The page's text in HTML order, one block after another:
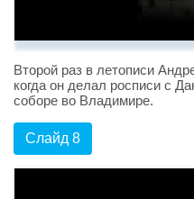
Второй раз в летописи
когда он делал росписи с
соборе во Владимире.
Слайд 8